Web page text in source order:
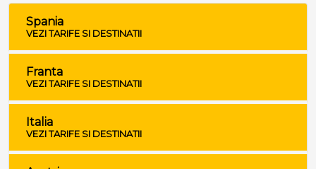
Spania
VEZI TARIFE SI DESTINATII
Franta
VEZI TARIFE SI DESTINATII
Italia
VEZI TARIFE SI DESTINATII